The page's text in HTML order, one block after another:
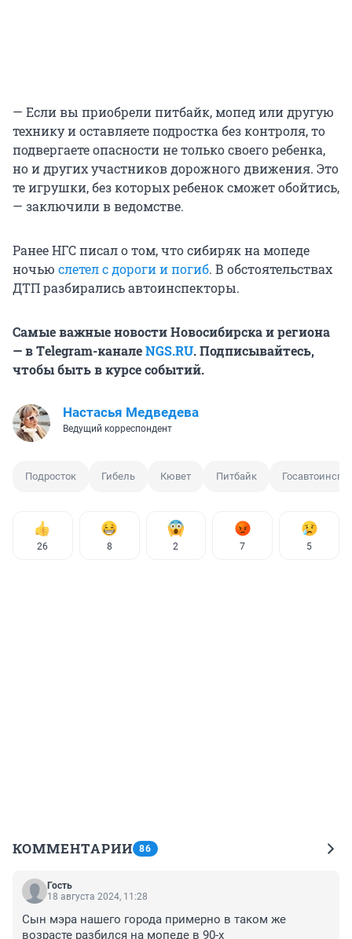
— Если вы приобрели питбайк, мопед или другую
технику и оставляете подростка без контроля, то
подвергаете опасности не только своего ребенка,
но и других участников дорожного движения. Это
те игрушки, без которых ребенок сможет обойтись,
— заключили в ведомстве.
Ранее НГС писал о том, что сибиряк на мопеде
ночью слетел с дороги и погиб. В обстоятельствах
ДТП разбирались автоинспекторы.
Самые важные новости Новосибирска и региона
— в Тelegram-каналеNGS.RU. Подписывайтесь,
чтобы быть в курсе событий.
Настасья Медведева
Ведущий корреспондент
Подросток Гибель Кювет Питбайк
26 8 2 7 5
КОММЕНТАРИИ 86
Гость
18 августа 2024, 11:28
Сын мэра нашего города примерно в таком же
возрасте разбился на мопеде в 90-х